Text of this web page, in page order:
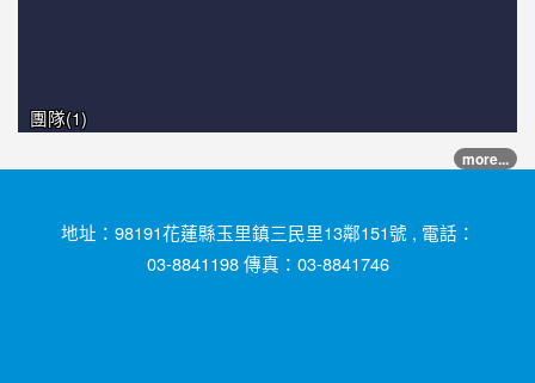
團隊(1)
more...
地址：98191花蓮縣玉里鎮三民里13鄰151號 , 電話：
03-8841198 傳真：03-8841746